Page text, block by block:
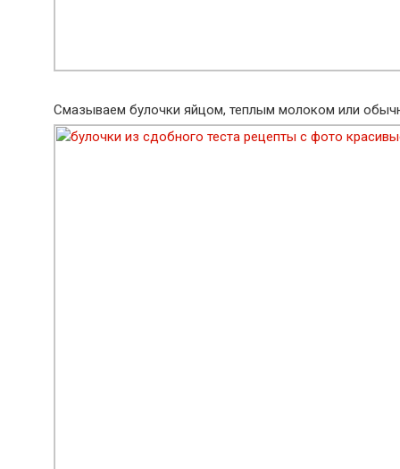
Смазываем булочки яйцом, теплым молоком или